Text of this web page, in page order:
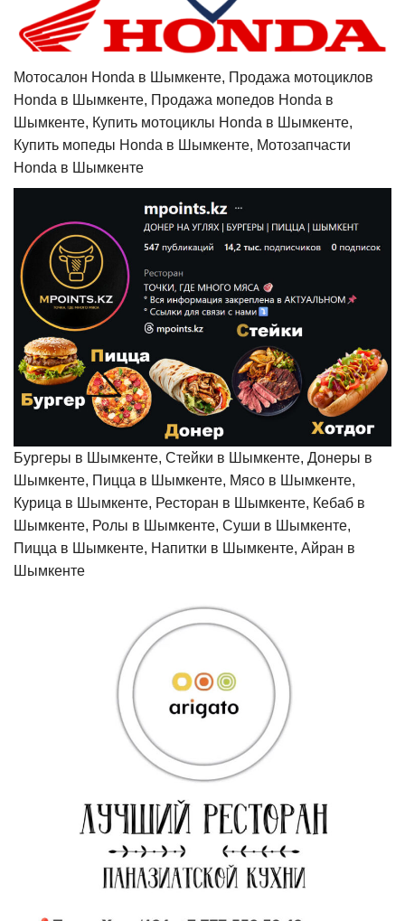
Мотосалон Honda в Шымкенте, Продажа мотоциклов
Honda в Шымкенте, Продажа мопедов Honda в
Шымкенте, Купить мотоциклы Honda в Шымкенте,
Купить мопеды Honda в Шымкенте, Мотозапчасти
Honda в Шымкенте
Бургеры в Шымкенте, Стейки в Шымкенте, Донеры в
Шымкенте, Пицца в Шымкенте, Мясо в Шымкенте,
Курица в Шымкенте, Ресторан в Шымкенте, Кебаб в
Шымкенте, Ролы в Шымкенте, Суши в Шымкенте,
Пицца в Шымкенте, Напитки в Шымкенте, Айран в
Шымкенте